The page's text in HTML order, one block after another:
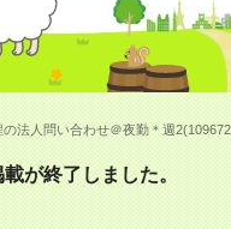
法人問い合わせ＠夜勤＊週
が終了しました。